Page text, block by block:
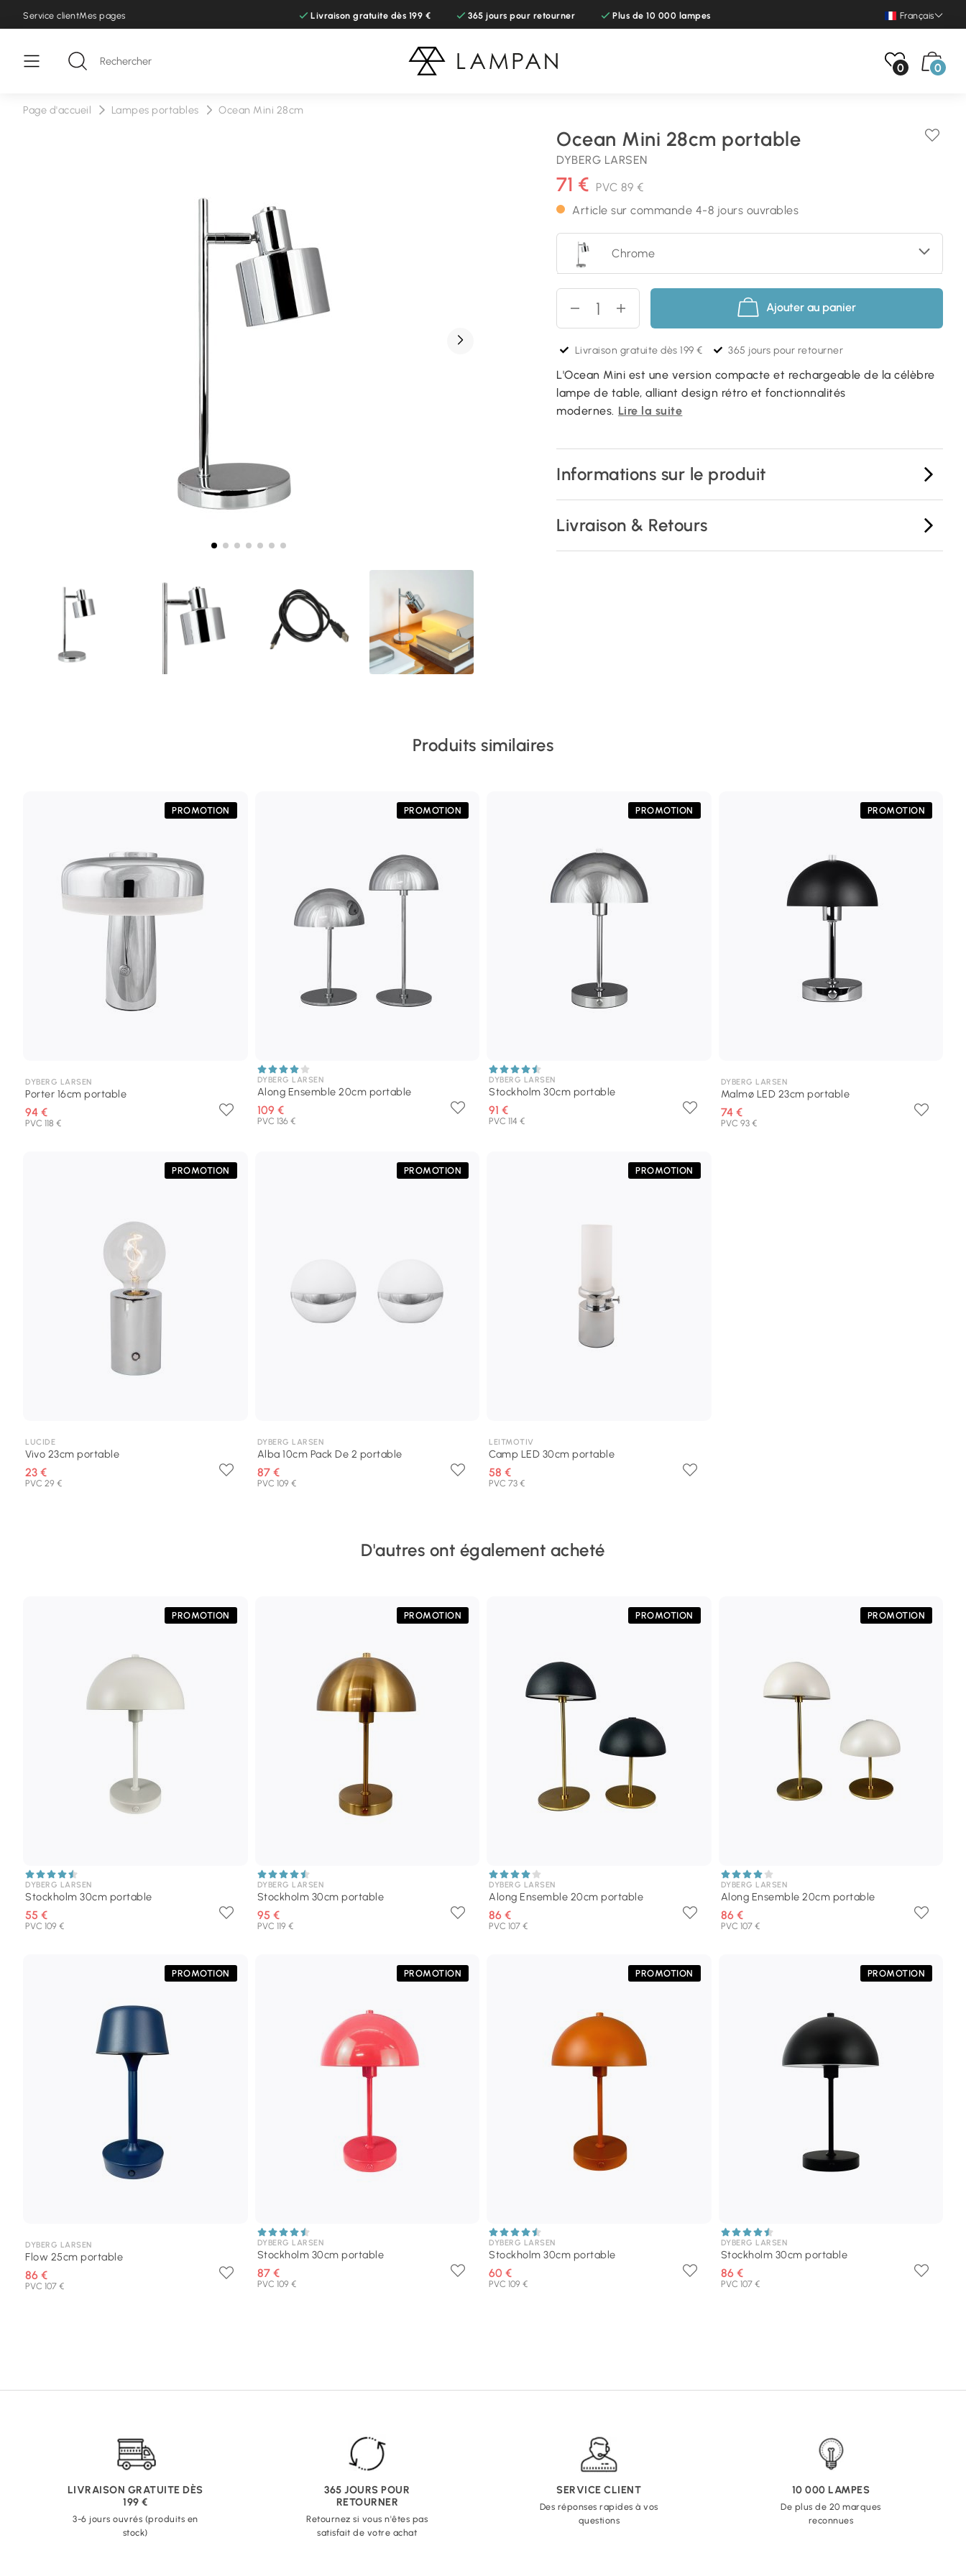
Service clientMes pages Livraison gratuite dès 199 € 365 jours pour retourner Plus de 10 000 lampes Français
0 0
Page d'accueil Lampes portables Ocean Mini 28cm
Ocean Mini 28cm portable
DYBERG LARSEN
71 € PVC89 €
Article sur commande 4-8 jours ouvrables
Chrome
Ajouter au panier
Livraison gratuite dès 199 € 365 jours pour retourner
L'Ocean Mini est une version compacte et rechargeable de la célèbre
lampe de table, alliant design rétro et fonctionnalités
modernes. Lire la suite
Informations sur le produit
Livraison & Retours
Produits similaires
PROMOTION
DYBERG LARSEN
Porter 16cm portable
94 €
PVC 118 €
PROMOTION
DYBERG LARSEN
Along Ensemble 20cm portable
109 €
PVC 136 €
PROMOTION
DYBERG LARSEN
Stockholm 30cm portable
91 €
PVC 114 €
PROMOTION
DYBERG LARSEN
Malmø LED 23cm portable
74 €
PVC 93 €
PROMOTION
LUCIDE
Vivo 23cm portable
23 €
PVC 29 €
PROMOTION
DYBERG LARSEN
Alba 10cm Pack De 2 portable
87 €
PVC 109 €
PROMOTION
LEITMOTIV
Camp LED 30cm portable
58 €
PVC 73 €
D'autres ont également acheté
PROMOTION
DYBERG LARSEN
Stockholm 30cm portable
55 €
PVC 109 €
PROMOTION
DYBERG LARSEN
Stockholm 30cm portable
95 €
PVC 119 €
PROMOTION
DYBERG LARSEN
Along Ensemble 20cm portable
86 €
PVC 107 €
PROMOTION
DYBERG LARSEN
Along Ensemble 20cm portable
86 €
PVC 107 €
PROMOTION
DYBERG LARSEN
Flow 25cm portable
86 €
PVC 107 €
PROMOTION
DYBERG LARSEN
Stockholm 30cm portable
87 €
PVC 109 €
PROMOTION
DYBERG LARSEN
Stockholm 30cm portable
60 €
PVC 109 €
PROMOTION
DYBERG LARSEN
Stockholm 30cm portable
86 €
PVC 107 €
LIVRAISON GRATUITE DÈS
199 €
3-6 jours ouvrés (produits en
stock)
365 JOURS POUR
RETOURNER
Retournez si vous n'êtes pas
satisfait de votre achat
SERVICE CLIENT
Des réponses rapides à vos
questions
10 000 LAMPES
De plus de 20 marques
reconnues